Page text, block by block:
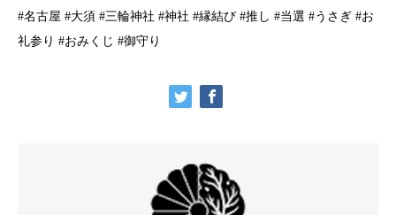
#名古屋 #大須 #三輪神社 #神社 #縁結び #推し #当選 #うさぎ #お
礼参り #おみくじ #御守り